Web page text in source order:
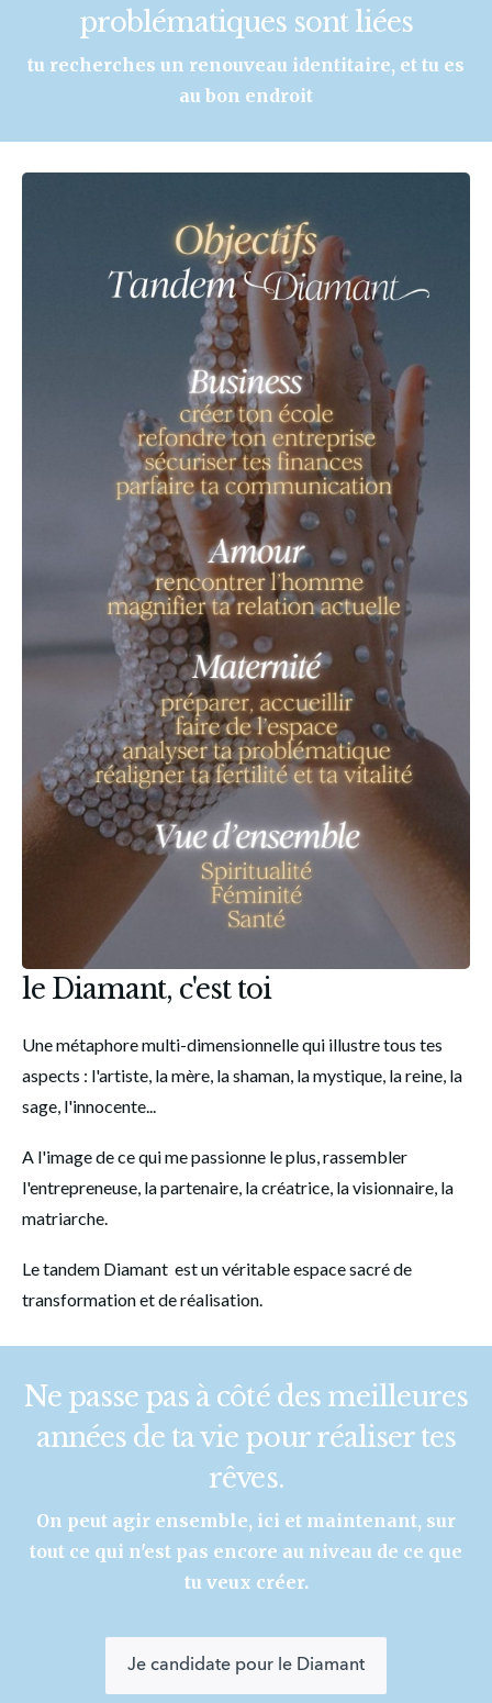
problématiques sont liées
tu recherches un renouveau identitaire, et tu es
au bon endroit
le Diamant, c'est toi
Une métaphore multi-dimensionnelle qui illustre tous tes
aspects : l'artiste, la mère, la shaman, la mystique, la reine, la
sage, l'innocente...
A l'image de ce qui me passionne le plus, rassembler
l'entrepreneuse, la partenaire, la créatrice, la visionnaire, la
matriarche.
Le tandem Diamant  est un véritable espace sacré de
transformation et de réalisation.
Ne passe pas à côté des meilleures
années de ta vie pour réaliser tes
rêves.
On peut agir ensemble, ici et maintenant, sur
tout ce qui n'est pas encore au niveau de ce que
tu veux créer.
Je candidate pour le Diamant